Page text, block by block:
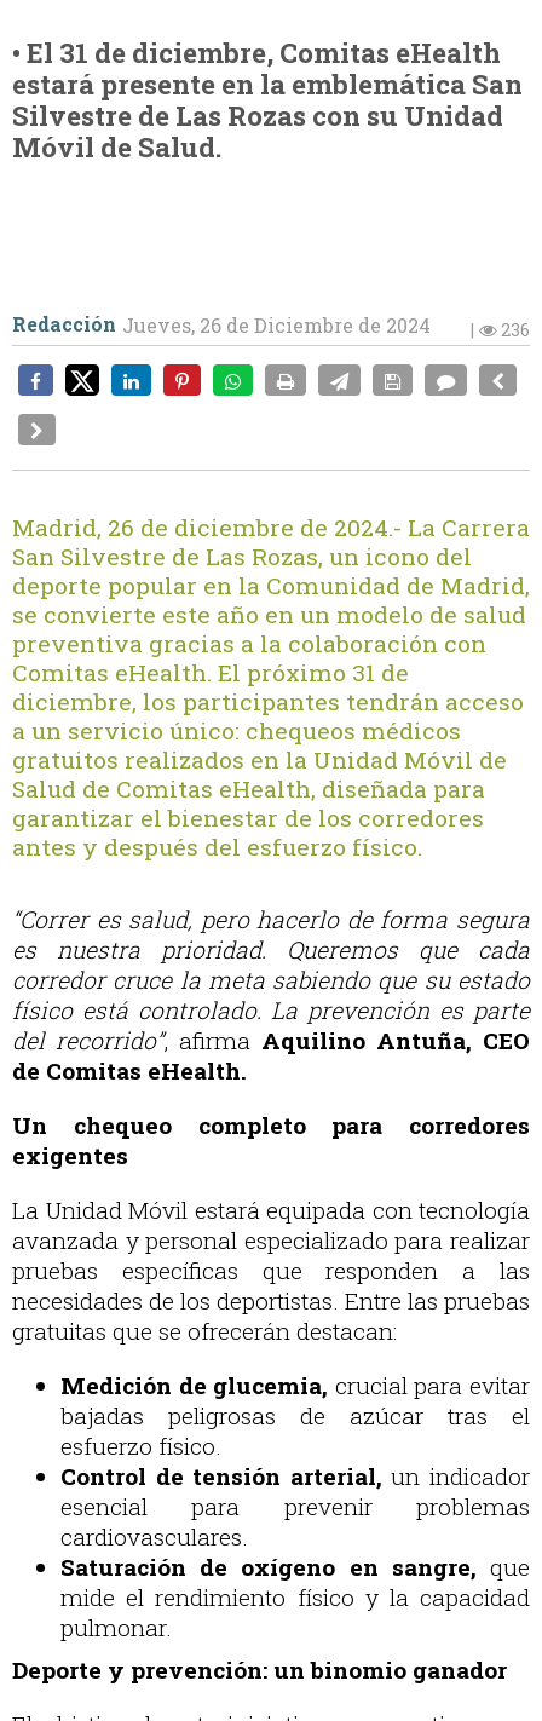
• El 31 de diciembre, Comitas eHealth
estará presente en la emblemática San
Silvestre de Las Rozas con su Unidad
Móvil de Salud.
Redacción | 236
Jueves, 26 de Diciembre de 2024
Madrid, 26 de diciembre de 2024.- La Carrera
San Silvestre de Las Rozas, un icono del
deporte popular en la Comunidad de Madrid,
se convierte este año en un modelo de salud
preventiva gracias a la colaboración con
Comitas eHealth. El próximo 31 de
diciembre, los participantes tendrán acceso
a un servicio único: chequeos médicos
gratuitos realizados en la Unidad Móvil de
Salud de Comitas eHealth, diseñada para
garantizar el bienestar de los corredores
antes y después del esfuerzo físico.
“Correr es salud, pero hacerlo de forma segura
es nuestra prioridad. Queremos que cada
corredor cruce la meta sabiendo que su estado
físico está controlado. La prevención es parte
del recorrido”, afirma Aquilino Antuña, CEO
de Comitas eHealth.
Un chequeo completo para corredores
exigentes
La Unidad Móvil estará equipada con tecnología
avanzada y personal especializado para realizar
pruebas específicas que responden a las
necesidades de los deportistas. Entre las pruebas
gratuitas que se ofrecerán destacan:
Medición de glucemia, crucial para evitar
bajadas peligrosas de azúcar tras el
esfuerzo físico.
Control de tensión arterial, un indicador
esencial para prevenir problemas
cardiovasculares.
Saturación de oxígeno en sangre, que
mide el rendimiento físico y la capacidad
pulmonar.
Deporte y prevención: un binomio ganador